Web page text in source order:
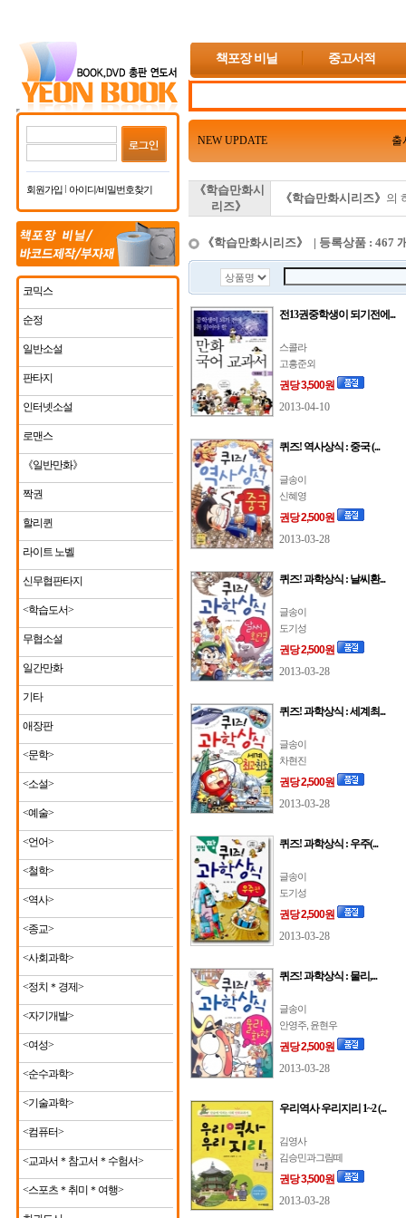
책포장 비닐 중고서적
회원가입 아이디/비밀번호찾기
코믹스
순정
일반소설
판타지
인터넷소설
로맨스
《일반만화》
짝권
할리퀸
라이트 노벨
신무협판타지
<학습도서>
무협소설
일간만화
기타
애장판
<문학>
<소설>
<예술>
<언어>
<철학>
<역사>
<종교>
<사회과학>
<정치＊경제>
<자기개발>
<여성>
<순수과학>
<기술과학>
<컴퓨터>
<교과서＊참고서＊수험서>
<스포츠＊취미＊여행>
NEW UPDATE 출
《학습만화시
리즈》
《학습만화시리즈》 의
《학습만화시리즈》 | 등록상품 : 467
전13권중학생이 되기전에...
스콜라
고흥준외
권당 3,500원
2013-04-10
퀴즈! 역사상식 : 중국 (...
글송이
신혜영
권당 2,500원
2013-03-28
퀴즈! 과학상식 : 날씨환...
글송이
도기성
권당 2,500원
2013-03-28
퀴즈! 과학상식 : 세계최...
글송이
차현진
권당 2,500원
2013-03-28
퀴즈! 과학상식 : 우주(...
글송이
도기성
권당 2,500원
2013-03-28
퀴즈! 과학상식 : 물리,...
글송이
안영주, 윤현우
권당 2,500원
2013-03-28
우리역사 우리지리 1~2 (...
김영사
김승민과그림떼
권당 3,500원
2013-03-28